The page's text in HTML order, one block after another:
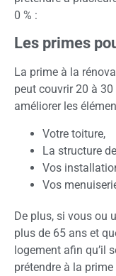
0 % :
Les primes
La prime à la
peut couvrir 20 à
améliorer les
Votre toiture,
La structure
Vos
Vos
De plus, si vous ou
plus de 65 ans et
logement afin qu’il
prétendre à la